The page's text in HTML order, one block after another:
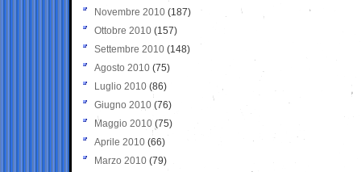
Novembre 2010 (187)
Ottobre 2010 (157)
Settembre 2010 (148)
Agosto 2010 (75)
Luglio 2010 (86)
Giugno 2010 (76)
Maggio 2010 (75)
Aprile 2010 (66)
Marzo 2010 (79)